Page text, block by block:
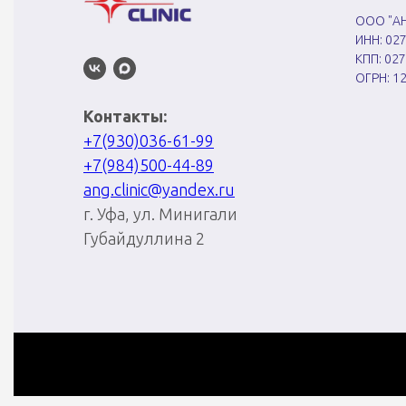
Контакты:
+7(930)036-61-99
+7(984)500-44-89
ang.clinic@yandex.ru
г. Уфа, ул. Минигали
Губайдуллина 2
ООО
ИНН:
КПП:
ОГРН: